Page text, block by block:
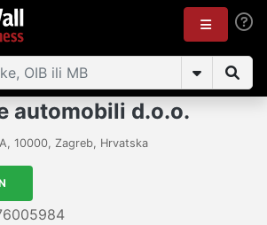
automobili d.o.o.
, 10000, Zagreb, Hrvatska